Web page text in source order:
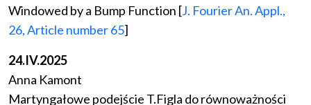
Windowed by a Bump Function [J. Fourier An. Appl.,
26, Article number 65]
24.IV.2025
Anna Kamont
Martyngałowe podejście T.Figla do równoważności